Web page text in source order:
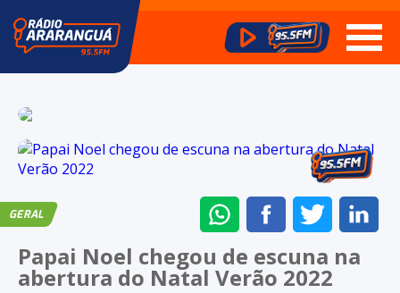
GERAL
ENVIAR
NO
WHATSAPP
COMPARTILHAR
NO
FACEBOOK
NO
TWITTER
Papai Noel chegou de escuna na
abertura do Natal Verão 2022